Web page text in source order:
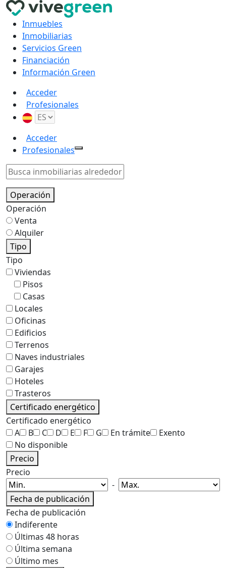
Inmuebles
Inmobiliarias
Servicios Green
Financiación
Información Green
Acceder
Profesionales
Acceder
Profesionales
Operación
Operación
Venta
Alquiler
Tipo
Tipo
Viviendas
Pisos
Casas
Locales
Oficinas
Edificios
Terrenos
Naves industriales
Garajes
Hoteles
Trasteros
Certificado energético
Certificado energético
A
B C D E F G En trámite
Exento
No disponible
Precio
Precio
-
Fecha de publicación
Fecha de publicación
Indiferente
Últimas 48 horas
Última semana
Último mes